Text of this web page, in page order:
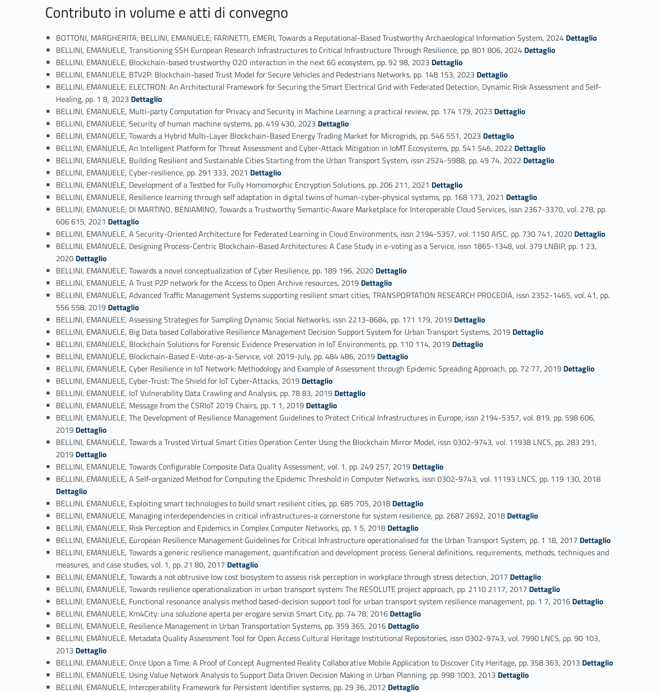
Contributo in volume e atti di convegno
BOTTONI, MARGHERITA; BELLINI, EMANUELE; FARINETTI, EMERI, Towards a Reputational-Based Trustworthy Archaeological Information System, 2024 Link identifier #identifier_person_176708-23
Dettaglio
BELLINI, EMANUELE, Transitioning SSH European Research Infrastructures to Critical Infrastructure Through Resilience, pp. 801 806, 2024 Link identifier #identifier_person_199371-24
Dettaglio
BELLINI, EMANUELE, Blockchain-based trustworthy O2O interaction in the next 6G ecosystem, pp. 92 98, 2023 Link identifier #identifier_person_190754-25
Dettaglio
BELLINI, EMANUELE, BTV2P: Blockchain-based Trust Model for Secure Vehicles and Pedestrians Networks, pp. 148 153, 2023 Link identifier #identifier_person_11651-26
Dettaglio
BELLINI, EMANUELE, ELECTRON: An Architectural Framework for Securing the Smart Electrical Grid with Federated Detection, Dynamic Risk Assessment and Self-
Healing, pp. 1 8, 2023 Link identifier #identifier_person_60101-27
Dettaglio
BELLINI, EMANUELE, Multi-party Computation for Privacy and Security in Machine Learning: a practical review, pp. 174 179, 2023 Link identifier #identifier_person_132840-28
Dettaglio
BELLINI, EMANUELE, Security of human machine systems, pp. 419 430, 2023 Link identifier #identifier_person_7324-29
Dettaglio
BELLINI, EMANUELE, Towards a Hybrid Multi-Layer Blockchain-Based Energy Trading Market for Microgrids, pp. 546 551, 2023 Link identifier #identifier_person_91135-30
Dettaglio
BELLINI, EMANUELE, An Intelligent Platform for Threat Assessment and Cyber-Attack Mitigation in IoMT Ecosystems, pp. 541 546, 2022 Link identifier #identifier_person_150429-31
Dettaglio
BELLINI, EMANUELE, Building Resilient and Sustainable Cities Starting from the Urban Transport System, issn 2524-5988, pp. 49 74, 2022 Link identifier #identifier_person_83400-32
Dettaglio
BELLINI, EMANUELE, Cyber-resilience, pp. 291 333, 2021 Link identifier #identifier_person_75680-33
Dettaglio
BELLINI, EMANUELE, Development of a Testbed for Fully Homomorphic Encryption Solutions, pp. 206 211, 2021 Link identifier #identifier_person_192187-34
Dettaglio
BELLINI, EMANUELE, Resilience learning through self adaptation in digital twins of human-cyber-physical systems, pp. 168 173, 2021 Link identifier #identifier_person_167719-35
Dettaglio
BELLINI, EMANUELE; DI MARTINO, BENIAMINO, Towards a Trustworthy Semantic-Aware Marketplace for Interoperable Cloud Services, issn 2367-3370, vol. 278, pp.
606 615, 2021 Link identifier #identifier_person_52293-36
Dettaglio
BELLINI, EMANUELE, A Security-Oriented Architecture for Federated Learning in Cloud Environments, issn 2194-5357, vol. 1150 AISC, pp. 730 741, 2020 Link identifier #identifier_person_95426-37
Dettaglio
BELLINI, EMANUELE, Designing Process-Centric Blockchain-Based Architectures: A Case Study in e-voting as a Service, issn 1865-1348, vol. 379 LNBIP, pp. 1 23,
2020 Link identifier #identifier_person_59847-38
Dettaglio
BELLINI, EMANUELE, Towards a novel conceptualization of Cyber Resilience, pp. 189 196, 2020 Link identifier #identifier_person_52102-39
Dettaglio
BELLINI, EMANUELE, A Trust P2P network for the Access to Open Archive resources, 2019 Link identifier #identifier_person_133682-40
Dettaglio
BELLINI, EMANUELE, Advanced Traffic Management Systems supporting resilient smart cities, TRANSPORTATION RESEARCH PROCEDIA, issn 2352-1465, vol. 41, pp.
556 558, 2019 Link identifier #identifier_person_4475-41
Dettaglio
BELLINI, EMANUELE, Assessing Strategies for Sampling Dynamic Social Networks, issn 2213-8684, pp. 171 179, 2019 Link identifier #identifier_person_30507-42
Dettaglio
BELLINI, EMANUELE, Big Data based Collaborative Resilience Management Decision Support System for Urban Transport Systems, 2019 Link identifier #identifier_person_35887-43
Dettaglio
BELLINI, EMANUELE, Blockchain Solutions for Forensic Evidence Preservation in IoT Environments, pp. 110 114, 2019 Link identifier #identifier_person_116613-44
Dettaglio
BELLINI, EMANUELE, Blockchain-Based E-Vote-as-a-Service, vol. 2019-July, pp. 484 486, 2019 Link identifier #identifier_person_139252-45
Dettaglio
BELLINI, EMANUELE, Cyber Resilience in IoT Network: Methodology and Example of Assessment through Epidemic Spreading Approach, pp. 72 77, 2019 Link identifier #identifier_person_192172-46
Dettaglio
BELLINI, EMANUELE, Cyber-Trust: The Shield for IoT Cyber-Attacks, 2019 Link identifier #identifier_person_10638-47
Dettaglio
BELLINI, EMANUELE, IoT Vulnerability Data Crawling and Analysis, pp. 78 83, 2019 Link identifier #identifier_person_7204-48
Dettaglio
BELLINI, EMANUELE, Message from the CSRIoT 2019 Chairs, pp. 1 1, 2019 Link identifier #identifier_person_5826-49
Dettaglio
BELLINI, EMANUELE, The Development of Resilience Management Guidelines to Protect Critical Infrastructures in Europe, issn 2194-5357, vol. 819, pp. 598 606,
2019 Link identifier #identifier_person_91195-50
Dettaglio
BELLINI, EMANUELE, Towards a Trusted Virtual Smart Cities Operation Center Using the Blockchain Mirror Model, issn 0302-9743, vol. 11938 LNCS, pp. 283 291,
2019 Link identifier #identifier_person_186098-51
Dettaglio
BELLINI, EMANUELE, Towards Configurable Composite Data Quality Assessment, vol. 1, pp. 249 257, 2019 Link identifier #identifier_person_140926-52
Dettaglio
BELLINI, EMANUELE, A Self-organized Method for Computing the Epidemic Threshold in Computer Networks, issn 0302-9743, vol. 11193 LNCS, pp. 119 130, 2018
Dettaglio
BELLINI, EMANUELE, Exploiting smart technologies to build smart resilient cities, pp. 685 705, 2018 Link identifier #identifier_person_157352-54
Dettaglio
BELLINI, EMANUELE, Managing interdependencies in critical infrastructures-a cornerstone for system resilience, pp. 2687 2692, 2018 Link identifier #identifier_person_111908-55
Dettaglio
BELLINI, EMANUELE, Risk Perception and Epidemics in Complex Computer Networks, pp. 1 5, 2018 Link identifier #identifier_person_61342-56
Dettaglio
BELLINI, EMANUELE, European Resilience Management Guidelines for Critical Infrastructure operationalised for the Urban Transport System, pp. 1 18, 2017 Link identifier #identifier_person_54359-57
Dettaglio
BELLINI, EMANUELE, Towards a generic resilience management, quantification and development process: General definitions, requirements, methods, techniques and
measures, and case studies, vol. 1, pp. 21 80, 2017 Link identifier #identifier_person_72083-58
Dettaglio
BELLINI, EMANUELE, Towards a not obtrusive low cost biosystem to assess risk perception in workplace through stress detection, 2017 Link identifier #identifier_person_9295-59
Dettaglio
BELLINI, EMANUELE, Towards resilience operationalization in urban transport system: The RESOLUTE project approach, pp. 2110 2117, 2017 Link identifier #identifier_person_116731-60
Dettaglio
BELLINI, EMANUELE, Functional resonance analysis method based-decision support tool for urban transport system resilience management, pp. 1 7, 2016 Link identifier #identifier_person_168362-61
Dettaglio
BELLINI, EMANUELE, Km4City: una soluzione aperta per erogare servizi Smart City, pp. 74 78, 2016 Link identifier #identifier_person_197155-62
Dettaglio
BELLINI, EMANUELE, Resilience Management in Urban Transportation Systems, pp. 359 365, 2016 Link identifier #identifier_person_171370-63
Dettaglio
BELLINI, EMANUELE, Metadata Quality Assessment Tool for Open Access Cultural Heritage Institutional Repositories, issn 0302-9743, vol. 7990 LNCS, pp. 90 103,
2013 Link identifier #identifier_person_199-64
Dettaglio
BELLINI, EMANUELE, Once Upon a Time: A Proof of Concept Augmented Reality Collaborative Mobile Application to Discover City Heritage, pp. 358 363, 2013 Link identifier #identifier_person_46855-65
Dettaglio
BELLINI, EMANUELE, Using Value Network Analysis to Support Data Driven Decision Making in Urban Planning, pp. 998 1003, 2013 Link identifier #identifier_person_68729-66
Dettaglio
BELLINI, EMANUELE, Interoperability Framework for Persistent Identifier systems, pp. 29 36, 2012 Link identifier #identifier_person_35859-67
Dettaglio